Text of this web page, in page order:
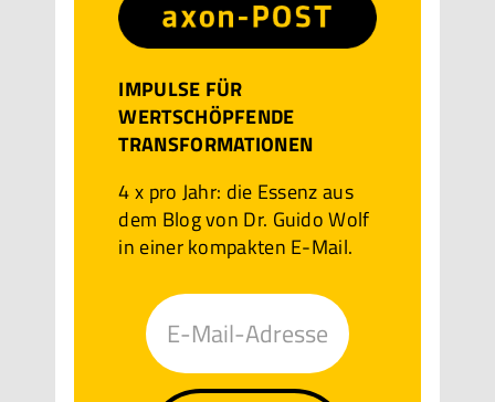
IMPULSE FÜR
WERTSCHÖPFENDE
TRANSFORMATIONEN
4 x pro Jahr: die Essenz aus
dem Blog von Dr. Guido Wolf
in einer kompakten E-Mail.